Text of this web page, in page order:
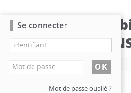
Catalogue de la
du
Nouvelle recherche
Résultat de la recherche
Se connecter
Mot de passe oublié ?